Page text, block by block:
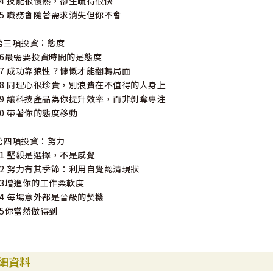
潘蜜拉‧史蘭（Pamela Slim）／《創業是人人必備的第二專長》
書名為《不受限的工作人生》
職務會隨著需求消失但你不會
三項投資：態度
最需要投資時間的是態度
成功靠狼性？慷慨才能翻轉局面
同理心很珍貴，別浪費在不值得的人身上
讓科技產品為你提升效率，而非剝奪專注
帶著你的態度移動
四項投資：努力
堅毅是選擇，不是感覺
努力有其季節：利用自覺認清現狀
增進你的工作柔軟度
每場意外都是晉級的契機
你當然做得到
資料